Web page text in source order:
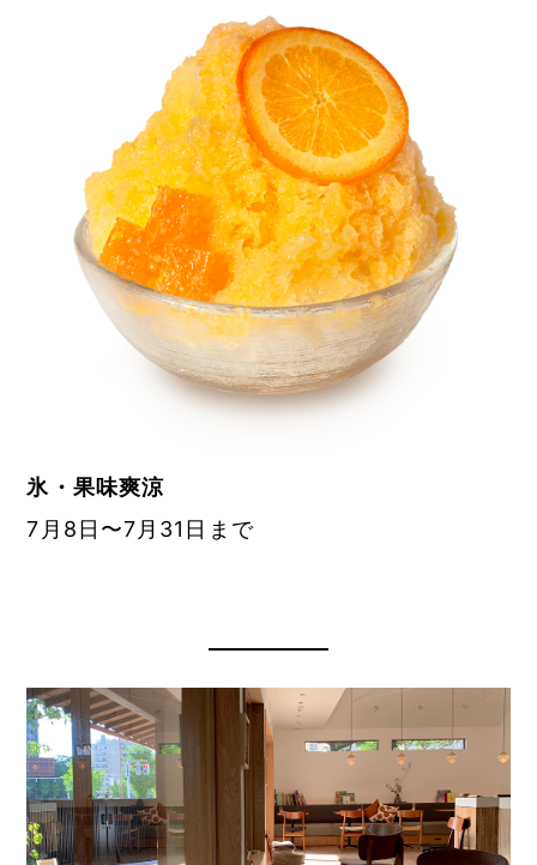
氷・果味爽涼
7月8日〜7月31日まで